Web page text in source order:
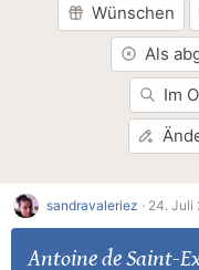
Wünschen
Als
Im
sandravaleriez · 24. Juli
Antoine de Saint-